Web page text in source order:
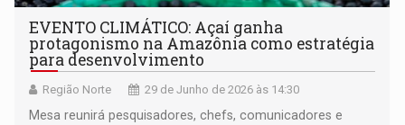
EVENTO CLIMÁTICO: Açaí ganha
protagonismo na Amazônia como estratégia
para desenvolvimento
Região Norte 29 de Junho de 2026 às 14:30
Mesa reunirá pesquisadores, chefs, comunicadores e